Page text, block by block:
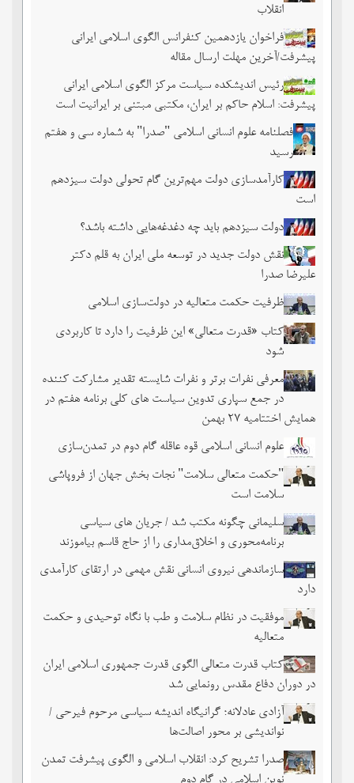
انقلاب
فراخوان یازدهمین کنفرانس الگوی اسلامی ایرانی
پیشرفت/آخرین مهلت ارسال مقاله
رئیس اندیشکده سیاست مرکز الگوی اسلامی ایرانی
پیشرفت: اسلام حاکم بر ایران، مکتبی مبتنی بر ایرانیت است
فصلنامه علوم انسانی اسلامی "صدرا" به شماره سی و هفتم
رسید
کارآمدسازی دولت مهم‌ترین گام تحولی دولت سیزدهم
است
دولت سیزدهم باید چه دغدغه‌هایی داشته باشد؟
نقش دولت جدید در توسعه ملی ایران به قلم دکتر
علیرضا صدرا
ظرفیت حکمت متعالیه در دولت‌سازی اسلامی
کتاب «قدرت متعالی» این ظرفیت را دارد تا کاربردی
شود
معرفی نفرات برتر و نفرات شایسته تقدیر مشارکت کننده
در جمع سپاری تدوین سیاست های کلی برنامه هفتم در
همایش اختتامیه ۲۷ بهمن
علوم انسانی اسلامی قوه عاقله گام دوم در تمدن‌سازی
"حکمت متعالی سلامت" نجات بخش جهان از فروپاشی
سلامت است
سلیمانی چگونه مکتب شد / جریان های سیاسی
برنامه‌محوری و اخلاق‌مداری را از حاج قاسم بیاموزند
سازماندهی نیروی انسانی نقش مهمی در ارتقای کارآمدی
دارد
موفقیت در نظام سلامت و طب با نگاه توحیدی و حکمت
متعالیه
کتاب قدرت متعالی الگوی قدرت جمهوری اسلامی ایران
در دوران دفاع مقدس رونمایی شد
آزادی عادلانه؛ گرانیگاه اندیشه سیاسی مرحوم فیرحی /
نواندیشی بر محور اصالت‌ها
صدرا تشریح کرد: انقلاب اسلامی و الگوی پیشرفت تمدن
نوین اسلامی در گام دوم